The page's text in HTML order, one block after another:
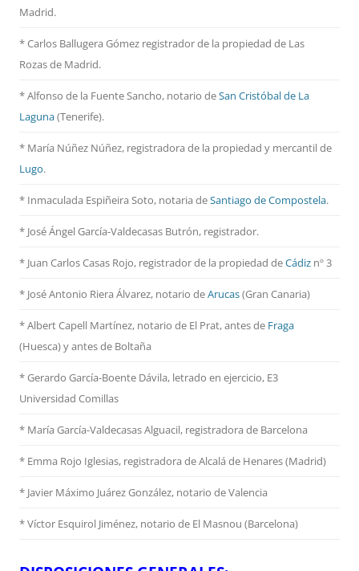
Madrid.
* Carlos Ballugera Gómez registrador de la propiedad de Las
Rozas de Madrid.
* Alfonso de la Fuente Sancho, notario deSan Cristóbal de La
Laguna(Tenerife).
* María Núñez Núñez, registradora de la propiedad y mercantil de
Lugo.
* Inmaculada Espiñeira Soto, notaria deSantiago de Compostela.
* José Ángel García-Valdecasas Butrón, registrador.
* Juan Carlos Casas Rojo, registrador de la propiedad deCádiz nº 3
* José Antonio Riera Álvarez, notario deArucas(Gran Canaria)
* Albert Capell Martínez, notario de El Prat, antes de Fraga
(Huesca) y antes de Boltaña
* Gerardo García-Boente Dávila, letrado en ejercicio, E3
Universidad Comillas
* María García-Valdecasas Alguacil, registradora de Barcelona
* Emma Rojo Iglesias, registradora de Alcalá de Henares (Madrid)
* Javier Máximo Juárez González, notario de Valencia
* Víctor Esquirol Jiménez, notario de El Masnou (Barcelona)